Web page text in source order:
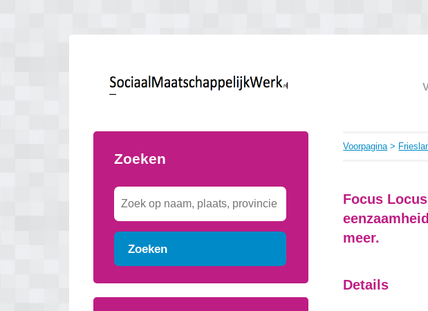
Zoeken
Zoeken
Voorpagina>
Focus
meer.
Details